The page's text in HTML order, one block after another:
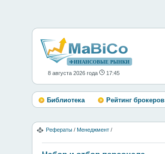
ФИНАНСОВЫЕ РЫНКИ
8 августа 2026 года 17:45
Библиотека Рейтинг брокеров
Рефераты / Менеджмент /